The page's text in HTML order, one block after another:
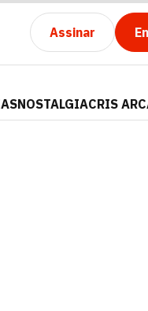
Assinar
NOSTALGIACRIS